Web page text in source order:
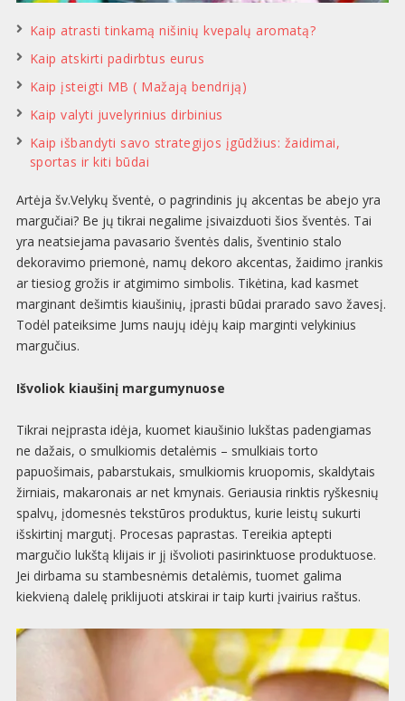
Kaip atrasti tinkamą nišinių kvepalų aromatą?
Kaip atskirti padirbtus eurus
Kaip įsteigti MB ( Mažają bendriją)
Kaip valyti juvelyrinius dirbinius
Kaip išbandyti savo strategijos įgūdžius: žaidimai,
sportas ir kiti būdai
Artėja šv.Velykų šventė, o pagrindinis jų akcentas be abejo yra
margučiai? Be jų tikrai negalime įsivaizduoti šios šventės. Tai
yra neatsiejama pavasario šventės dalis, šventinio stalo
dekoravimo priemonė, namų dekoro akcentas, žaidimo įrankis
ar tiesiog grožis ir atgimimo simbolis. Tikėtina, kad kasmet
marginant dešimtis kiaušinių, įprasti būdai prarado savo žavesį.
Todėl pateiksime Jums naujų idėjų kaip marginti velykinius
margučius.
Išvoliok kiaušinį margumynuose
Tikrai neįprasta idėja, kuomet kiaušinio lukštas padengiamas
ne dažais, o smulkiomis detalėmis – smulkiais torto
papuošimais, pabarstukais, smulkiomis kruopomis, skaldytais
žirniais, makaronais ar net kmynais. Geriausia rinktis ryškesnių
spalvų, įdomesnės tekstūros produktus, kurie leistų sukurti
išskirtinį margutį. Procesas paprastas. Tereikia aptepti
margučio lukštą klijais ir jį išvolioti pasirinktuose produktuose.
Jei dirbama su stambesnėmis detalėmis, tuomet galima
kiekvieną dalelę priklijuoti atskirai ir taip kurti įvairius raštus.